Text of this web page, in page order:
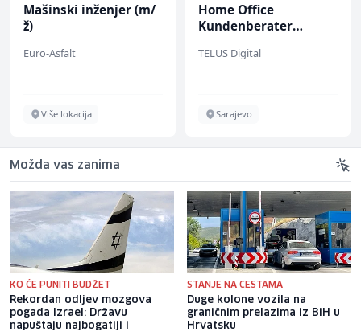
Mašinski inženjer (m/
ž)
Euro-Asfalt
Više lokacija
Home Office
Kundenberater
renommiertes
TELUS Digital
Sarajevo
Možda vas zanima
KO ĆE PUNITI BUDŽET
Rekordan odljev mozgova
pogađa Izrael: Državu
napuštaju najbogatiji i
STANJE NA CESTAMA
Duge kolone vozila na
graničnim prelazima iz BiH u
Hrvatsku